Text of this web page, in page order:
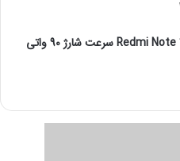
گوشی Redmi Note 14 Pro سرعت شارژ 90 واتی